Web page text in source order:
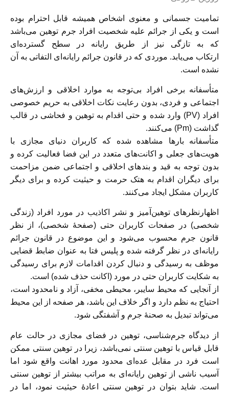
تمامیت جسمانی و معنوی اشخاص همیشه قابل احترام بوده
است و یکی از جرائم علیه شخصیت افراد جرم توهین می‌باشد
که به تازگی نیز از طریق رایانه در سطح گسترده‌ای
ارتکاب می‌یابد. موردی که در قانون جرائم رایانه‌ای التفاتی به آن
نشده است.
متأسفانه برخی افراد بی‌توجه به موارد اخلاقی و ارزش‌های
اجتماعی و فردی، بدون رعایت نکات اخلاقی به حریم خصوصی
افراد (PV) وارد شده و حتی اقدام به توهین و فحاشی در قالب
گذاشت (Pm) می‌کنند.
متأسفانه بار‌ها مشاهده شده که کاربران دنیای مجازی با
هویت‌های جعلی و اکانت‌های متعدد در این فضا فعالیت کرده و
بدون توجه به قید و بندهای اخلاقی و اجتماعی ضمن مزاحمت
برای دیگران اقدام به هتک حرمت و حیثیت کرده و برای دیگر
کاربران مشکل ایجاد می‌کنند.
اظهارنظرهای توهین‌آمیز و نشر اکاذیب در مورد افراد (زندگی
شخصی) در صفحات کاربران حتی (صفحهٔ شخصی)، از نظر
قانون جرم محسوب می‌شود و این موضوع در قانون جرائم
رایانه‌ای در نظر گرفته شده و پلیس فتا به عنوان ضابط قضایی
موظف به رسیدگی و دنبال کردن اقدامات لازم برای رسیدگی
به شکایت کاربران حتی در مورد (اکانت حذف شده) است.
از آنجایی که محیط سایبر، محیطی مخفی، آزاد و نامحدود است،
احتیاج به نظم دارد و اگر خلاف این باشد، هر صفحه از این محیط
می‌تواند تبدیل به صحنهٔ جرم و آشفتگی شود.
از دیدگاه جرم‌شناسی، توهین در فضای مجازی در حالت عام
قابل قیاس با توهین سنتی نمی‌باشد، زیرا در توهین سنتی ممکن
است فرد در مقابل عده‌ای محدود مورد اهانت واقع شود اما
آسیب ناشی از توهین رایانه‌ای به مراتب بیشتر از توهین سنتی
است. شاید بتوان در توهین سنتی اعادهٔ حیثیت نمود، اما در